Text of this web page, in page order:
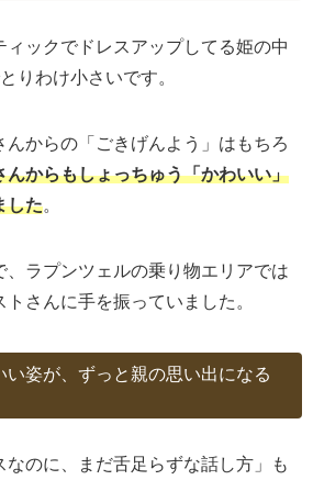
ィックでドレスアップしてる姫の中
りわけ小さいです。
んからの「ごきげんよう」はもちろ
んからもしょっちゅう「かわいい」
した。
、ラプンツェルの乗り物エリアでは
さんに手を振っていました。
い姿が、ずっと親の思い出になる
なのに、まだ舌足らずな話し方」も